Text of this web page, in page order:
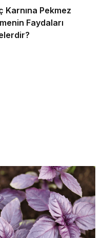
Karnına Pekmez
Faydaları